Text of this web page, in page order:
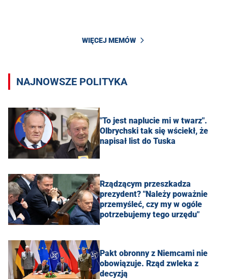
WIĘCEJ MEMÓW
NAJNOWSZE POLITYKA
"To jest naplucie mi w twarz".
Olbrychski tak się wściekł, że
napisał list do Tuska
Rządzącym przeszkadza
prezydent? "Należy poważnie
przemyśleć, czy my w ogóle
potrzebujemy tego urzędu"
Pakt obronny z Niemcami nie
obowiązuje. Rząd zwleka z
decyzją